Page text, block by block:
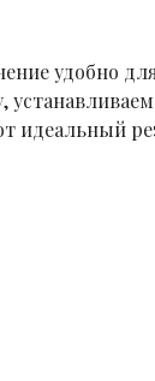
удобно
идеальный